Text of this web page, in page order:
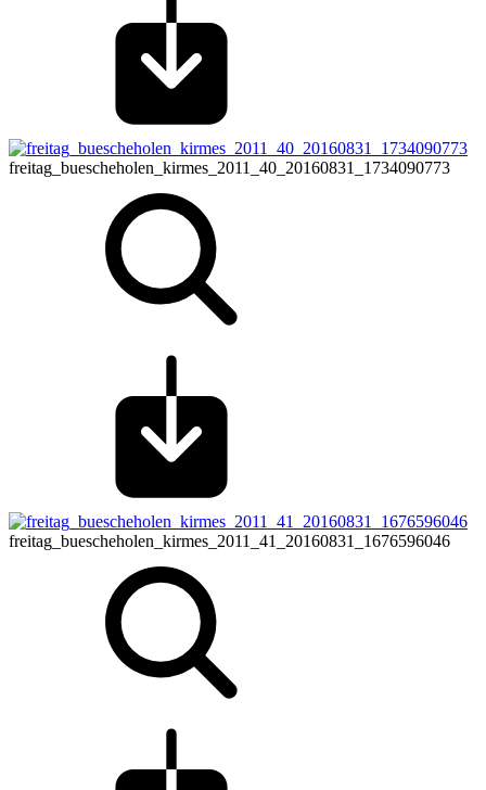
freitag_buescheholen_kirmes_2011_40_20160831_1734090773
freitag_buescheholen_kirmes_2011_41_20160831_1676596046